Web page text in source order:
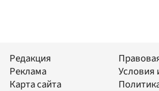
Редакция
Реклама
Карта сайта
Условия